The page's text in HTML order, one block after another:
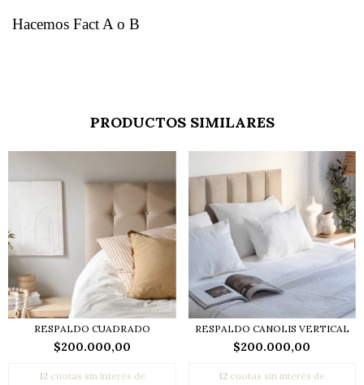
Hacemos Fact A o B
PRODUCTOS SIMILARES
RESPALDO CUADRADO
$200.000,00
12 cuotas sin interés de
RESPALDO CANOLIS VERTICAL
$200.000,00
12 cuotas sin interés de